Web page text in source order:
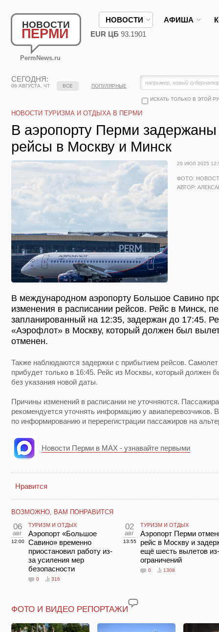
НОВОСТИ
ПЕРМИ
PermNews.ru
НОВОСТИ АФИША
EUR ЦБ 93.1901
СЕГОДНЯ:
06 АВГУСТА, ЧТ
ИСКАТЬ ТОЛЬКО В ЭТОЙ
ВСЕ ПОПУЛЯРНЫЕ
НОВОСТИ ТУРИЗМА И ОТДЫХА В ПЕРМИ
В аэропорту Перми
рейсы в Москву и Минск
29 ИЮЛ 2025
ФОТО:
АВТОР:
В международном аэропорту Большое Савино
изменения в расписании рейсов. Рейс в Минск,
запланированный на 12:35, задержан до 17:45.
«Аэрофлот» в Москву, который должен был
отменен.
Также наблюдаются задержки с прибытием рейсов.
прибудет только в 16:45. Рейс из Москвы, который должен
без указания новой даты.
Причины изменений в расписании не уточняются.
рекомендуется уточнять информацию у авиаперевозчиков.
по информированию и перерегистрации пассажиров на
Новости Перми в MAX - узнавайте первыми
Нравится
ВОЗМОЖНО, ВАМ ПОНРАВИТСЯ
06
авг
12:00
ТУРИЗМ И ОТДЫХ
Аэропорт «Большое
Савино» временно
приостановил работу из-
за усиления мер
безопасности
0 316
02
авг
13:55
ТУРИЗМ И ОТДЫХ
Аэропорт Перми
рейс в Москву и
ещё шесть вылетов
ограничений
0 1308
ФОТО И ВИДЕО РЕПОРТАЖИ